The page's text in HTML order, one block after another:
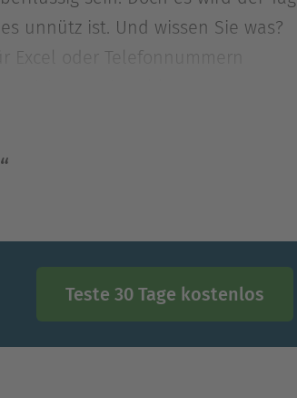
unnütz ist. Und wissen Sie was?
oder Telefonnummern
es um unnützes Wissen aus
Teste 30 Tage kostenlos